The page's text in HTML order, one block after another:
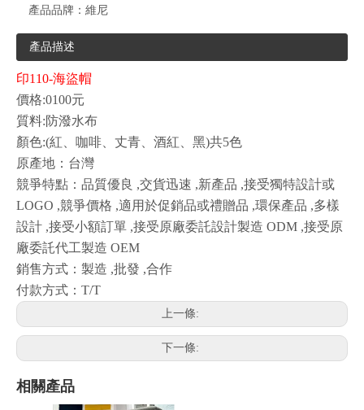
產品品牌： 維尼
產品描述
印110-海盜帽
價格:0100元
質料:防潑水布
顏色:(紅、咖啡、丈青、酒紅、黑)共5色
原產地：台灣
競爭特點：品質優良 ,交貨迅速 ,新產品 ,接受獨特設計或
LOGO ,競爭價格 ,適用於促銷品或禮贈品 ,環保產品 ,多樣
設計 ,接受小額訂單 ,接受原廠委託設計製造 ODM ,接受原
廠委託代工製造 OEM
銷售方式：製造 ,批發 ,合作
付款方式：T/T
上一條:
下一條:
相關產品